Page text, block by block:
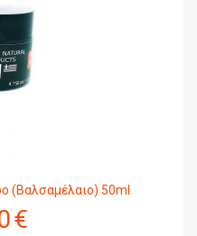
(Βαλσαμέλαιο) 50ml
€